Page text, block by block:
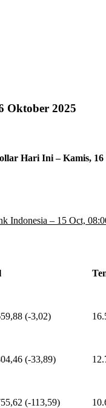
Oktober 2025
Hari Ini – Kamis, 16
Indonesia – 15 Oct,
(-3,02)
(-33,89)
(-113,59)